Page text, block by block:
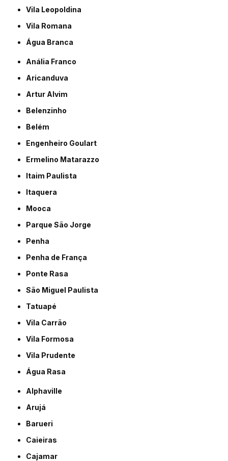
Vila Leopoldina
Vila Romana
Água Branca
Anália Franco
Aricanduva
Artur Alvim
Belenzinho
Belém
Engenheiro Goulart
Ermelino Matarazzo
Itaim Paulista
Itaquera
Mooca
Parque São Jorge
Penha
Penha de França
Ponte Rasa
São Miguel Paulista
Tatuapé
Vila Carrão
Vila Formosa
Vila Prudente
Água Rasa
Alphaville
Arujá
Barueri
Caieiras
Cajamar